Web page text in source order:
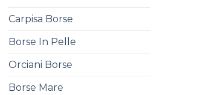
Carpisa Borse
Borse In Pelle
Orciani Borse
Borse Mare